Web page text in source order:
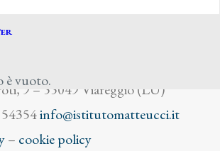
è vuoto.
9 – 55049 Viareggio (LU)
info@istitutomatteucci.it
– cookie policy